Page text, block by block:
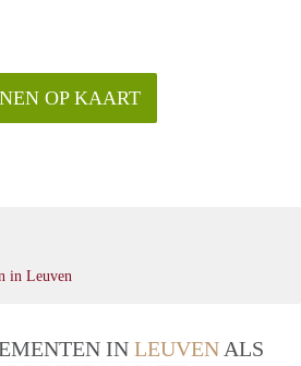
OP KAART
in Leuven
IN LEUVEN ALS